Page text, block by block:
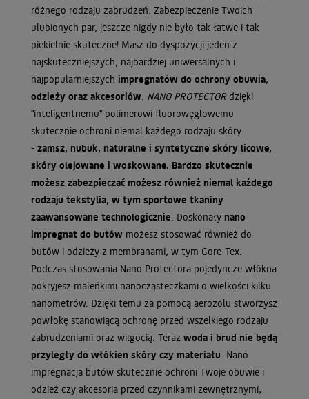
różnego rodzaju zabrudzeń. Zabezpieczenie Twoich
ulubionych par, jeszcze nigdy nie było tak łatwe i tak
piekielnie skuteczne! Masz do dyspozycji jeden z
najskuteczniejszych, najbardziej uniwersalnych i
najpopularniejszych impregnatów do ochrony obuwia,
odzieży oraz akcesoriów NANO PROTECTORdzięki
"inteligentnemu" polimerowi fluorowęglowemu
skutecznie ochroni niemal każdego rodzaju skóry
- zamsz, nubuk, naturalne i syntetyczne skóry licowe,
skóry olejowane i woskowane. Bardzo skutecznie
możesz zabezpieczać możesz również niemal każdego
rodzaju tekstylia, w tym sportowe tkaniny
zaawansowane technologicznie . Doskonały nano
impregnat do butów możesz stosować również do
butów i odzieży z membranami, w tym Gore-Tex.
Podczas stosowania Nano Protectora pojedyncze włókna
pokryjesz maleńkimi nanocząsteczkami o wielkości kilku
nanometrów. Dzięki temu za pomocą aerozolu stworzysz
powłokę stanowiącą ochronę przed wszelkiego rodzaju
zabrudzeniami oraz wilgocią. Teraz woda i brud nie będą
przyległy do włókien skóry czy materiału . Nano
impregnacja butów skutecznie ochroni Twoje obuwie i
odzież czy akcesoria przed czynnikami zewnętrznymi,